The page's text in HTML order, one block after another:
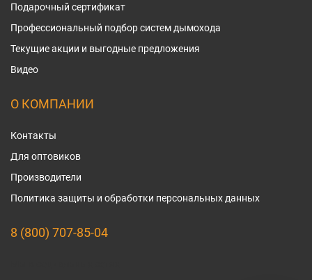
Подарочный сертификат
Профессиональный подбор систем дымохода
Текущие акции и выгодные предложения
Видео
О КОМПАНИИ
Контакты
Для оптовиков
Производители
Политика защиты и обработки персональных данных
8 (800) 707-85-04